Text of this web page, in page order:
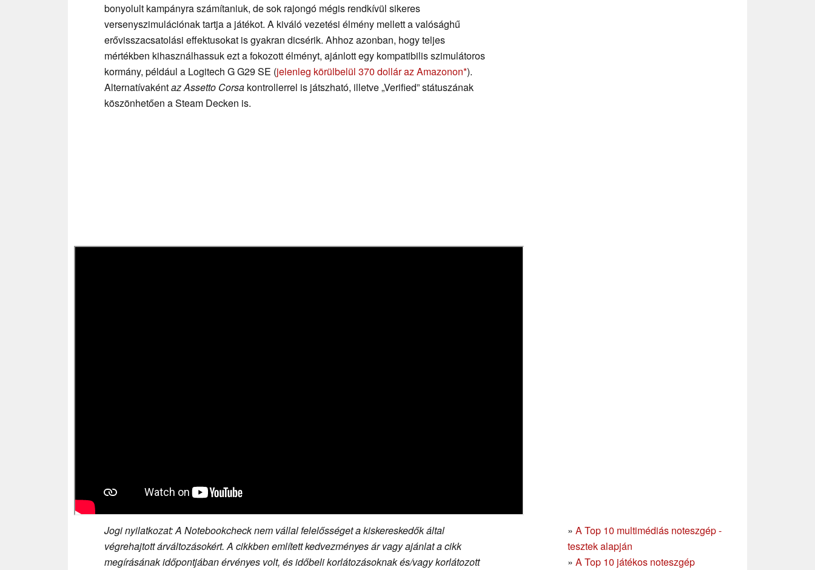
bonyolult kampányra számítaniuk, de sok rajongó mégis rendkívül sikeres
versenyszimulációnak tartja a játékot. A kiváló vezetési élmény mellett a valósághű
erővisszacsatolási effektusokat is gyakran dicsérik. Ahhoz azonban, hogy teljes
mértékben kihasználhassuk ezt a fokozott élményt, ajánlott egy kompatibilis szimulátoros
kormány, például a Logitech G G29 SE (jelenleg körülbelül 370 dollár az Amazonon ).
Alternatívakéntaz Assetto Corsa kontrollerrel is játszható, illetve „Verified” státuszának
köszönhetően a Steam Decken is.
» A Top 10 multimédiás noteszgép -
tesztek alapján
» A Top 10 játékos noteszgép
Jogi nyilatkozat: A Notebookcheck nem vállal felelősséget a kiskereskedők által
végrehajtott árváltozásokért. A cikkben említett kedvezményes ár vagy ajánlat a cikk
megírásának időpontjában érvényes volt, és időbeli korlátozásoknak és/vagy korlátozott